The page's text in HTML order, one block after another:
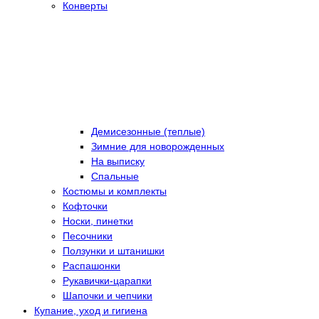
Конверты
Демисезонные (теплые)
Зимние для новорожденных
На выписку
Спальные
Костюмы и комплекты
Кофточки
Носки, пинетки
Песочники
Ползунки и штанишки
Распашонки
Рукавички-царапки
Шапочки и чепчики
Купание, уход и гигиена